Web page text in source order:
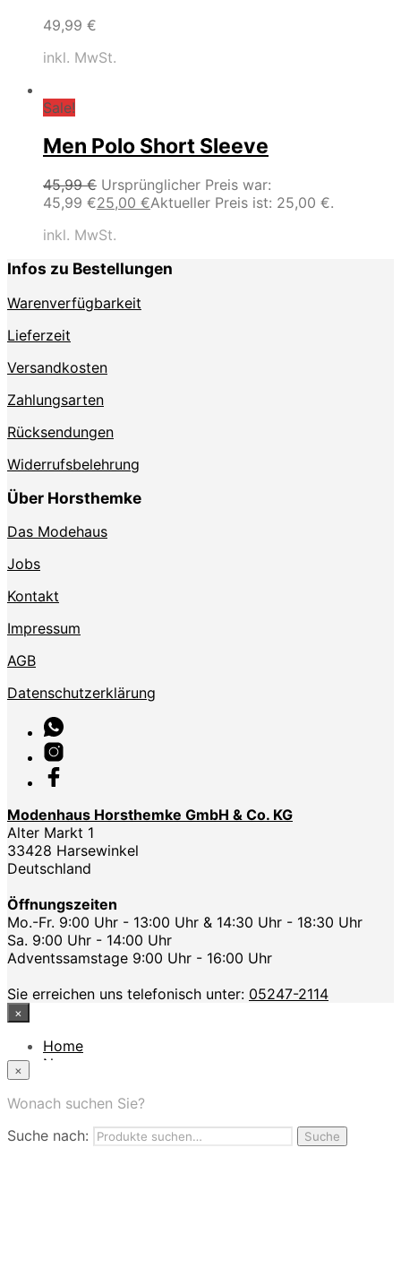
49,99 €
inkl. MwSt.
Sale!
Men Polo Short Sleeve
45,99€ Ursprünglicher Preis war:
45,99 €25,00 €Aktueller Preis ist: 25,00 €.
inkl. MwSt.
Infos zu Bestellungen
Warenverfügbarkeit
Lieferzeit
Versandkosten
Zahlungsarten
Rücksendungen
Widerrufsbelehrung
Über Horsthemke
Das Modehaus
Jobs
Kontakt
Impressum
AGB
Datenschutzerklärung
Modenhaus Horsthemke GmbH & Co. KG
Alter Markt 1
33428 Harsewinkel
Deutschland
Öffnungszeiten
Mo.-Fr. 9:00 Uhr - 13:00 Uhr & 14:30 Uhr - 18:30 Uhr
Sa. 9:00 Uhr - 14:00 Uhr
Adventssamstage 9:00 Uhr - 16:00 Uhr
Sie erreichen uns telefonisch unter: 05247-2114
×
Home
News
App
Nutzungbedingungen
×
Wonach suchen Sie?
Suche nach:
Suche